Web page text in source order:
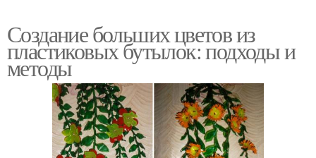
Создание больших цветов из
пластиковых бутылок: подходы и
методы